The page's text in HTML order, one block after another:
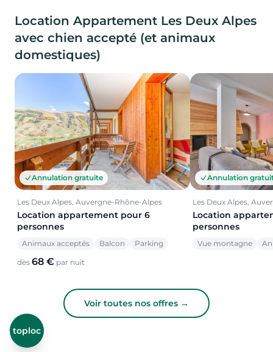
Location Appartement Les Deux Alpes
avec chien accepté (et animaux
domestiques)
Annulation gratuite
Les Deux Alpes, Auvergne-Rhône-Alpes
Location appartement pour 6
personnes
Animaux acceptés Balcon Parking
dès 68 € par nuit
Annulation
Les Deux Alpes,
Location
personnes
Vue montagne
Voir toutes nos offres →
toploc